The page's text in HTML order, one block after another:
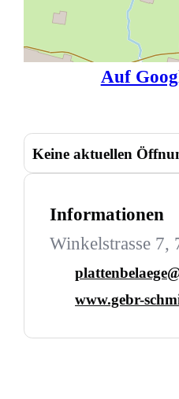
Auf
Keine aktuellen
Informationen
Winkelstrasse 7,
www.gebr-